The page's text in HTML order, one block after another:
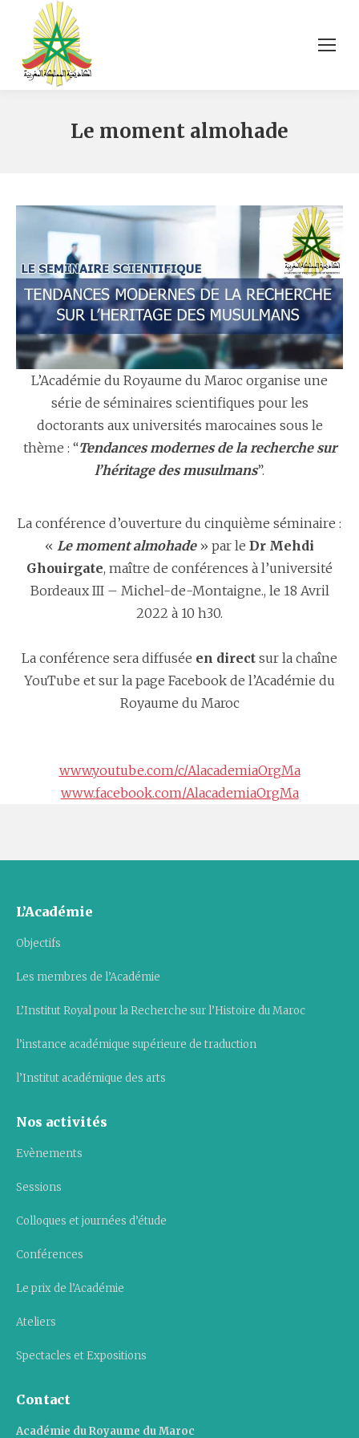
Le moment almohade
L’Académie du Royaume du Maroc organise une
série de séminaires scientifiques pour les
doctorants aux universités marocaines sous le
thème : “Tendances modernes de la recherche sur
l’héritage des musulmans”.
La conférence d’ouverture du cinquième séminaire :
« Le moment almohade » par le Dr Mehdi
Ghouirgate, maître de conférences à l’université
Bordeaux III – Michel-de-Montaigne., le 18 Avril
2022 à 10 h30.
La conférence sera diffusée en direct sur la chaîne
YouTube et sur la page Facebook de l’Académie du
Royaume du Maroc
www.youtube.com/c/AlacademiaOrgMa
www.facebook.com/AlacademiaOrgMa
L’Académie
Objectifs
Les membres de l’Académie
L’Institut Royal pour la Recherche sur l’Histoire du Maroc
l’instance académique supérieure de traduction
l’Institut académique des arts
Nos activités
Evènements
Sessions
Colloques et journées d’étude
Conférences
Le prix de l’Académie
Ateliers
Spectacles et Expositions
Contact
Académie du Royaume du Maroc